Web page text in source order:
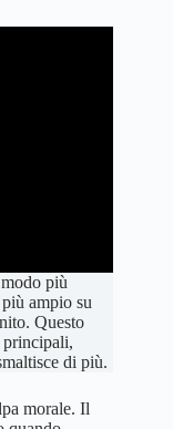
più
ampio su
Questo
principali,
di più.
morale. Il